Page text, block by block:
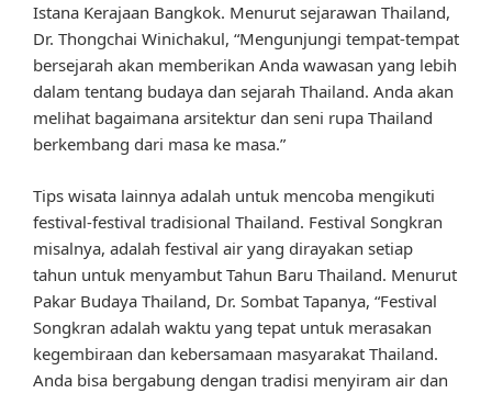
Istana Kerajaan Bangkok. Menurut sejarawan Thailand,
Dr. Thongchai Winichakul, “Mengunjungi tempat-tempat
bersejarah akan memberikan Anda wawasan yang lebih
dalam tentang budaya dan sejarah Thailand. Anda akan
melihat bagaimana arsitektur dan seni rupa Thailand
berkembang dari masa ke masa.”
Tips wisata lainnya adalah untuk mencoba mengikuti
festival-festival tradisional Thailand. Festival Songkran
misalnya, adalah festival air yang dirayakan setiap
tahun untuk menyambut Tahun Baru Thailand. Menurut
Pakar Budaya Thailand, Dr. Sombat Tapanya, “Festival
Songkran adalah waktu yang tepat untuk merasakan
kegembiraan dan kebersamaan masyarakat Thailand.
Anda bisa bergabung dengan tradisi menyiram air dan